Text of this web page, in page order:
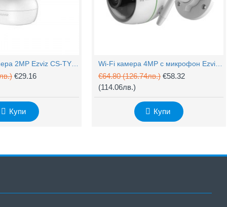
€29.16
Купи
€64.80(126.74лв.) €58.32
(114.06лв.)
Купи